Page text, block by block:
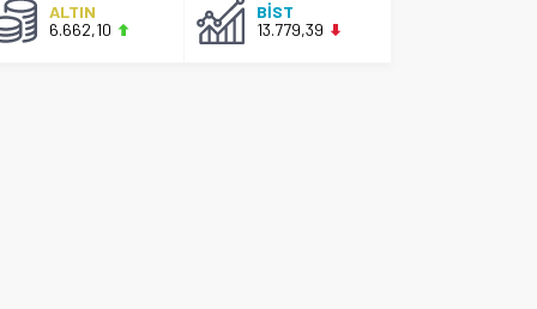
ALTIN
6.662,10
BİST
13.779,39